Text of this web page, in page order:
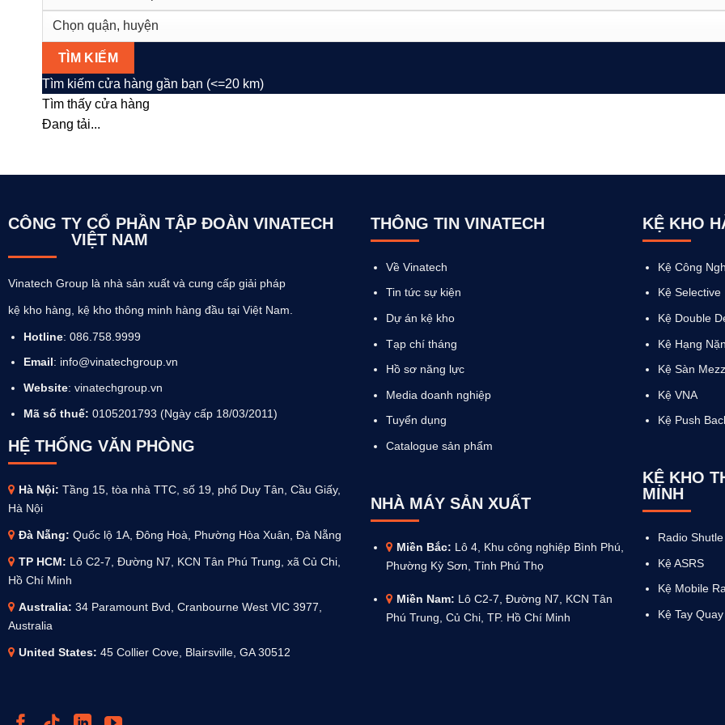
Tìm kiếm cửa hàng gần bạn (<=20 km)
Tìm thấy cửa hàng
Đang tải...
CÔNG TY CỔ PHẦN TẬP ĐOÀN VINATECH
VIỆT NAM
Vinatech Group là nhà sản xuất và cung cấp giải pháp
kệ kho hàng, kệ kho thông minh hàng đầu tại Việt Nam.
Hotline: 086.758.9999
Email: info@vinatechgroup.vn
Website: vinatechgroup.vn
Mã số thuế: 0105201793 (Ngày cấp 18/03/2011)
HỆ THỐNG VĂN PHÒNG
Hà Nội: Tầng 15, tòa nhà TTC, số 19, phố Duy Tân, Cầu Giấy,
Hà Nội
Đà Nẵng: Quốc lộ 1A, Đông Hoà, Phường Hòa Xuân, Đà Nẵng
TP HCM: Lô C2-7, Đường N7, KCN Tân Phú Trung, xã Củ Chi,
Hồ Chí Minh
Australia: 34 Paramount Bvd, Cranbourne West VIC 3977,
Australia
United States: 45 Collier Cove, Blairsville, GA 30512
THÔNG TIN VINATECH
Về Vinatech
Tin tức sự kiện
Dự án kệ kho
Tạp chí tháng
Hồ sơ năng lực
Media doanh nghiệp
Tuyển dụng
Catalogue sản phẩm
NHÀ MÁY SẢN XUẤT
Miền Bắc: Lô 4, Khu công nghiệp Bình Phú,
Phường Kỳ Sơn, Tỉnh Phú Thọ
Miền Nam: Lô C2-7, Đường N7, KCN Tân
Phú Trung, Củ Chi, TP. Hồ Chí Minh
KỆ KHO
Kệ Công
Kệ Selective
Kệ Double
Kệ Hạng
Kệ Sàn
Kệ VNA
Kệ Push
KỆ KHO
MINH
Radio Shutle
Kệ ASRS
Kệ Mobile
Kệ Tay Quay